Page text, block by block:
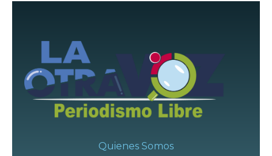
Quienes Somos